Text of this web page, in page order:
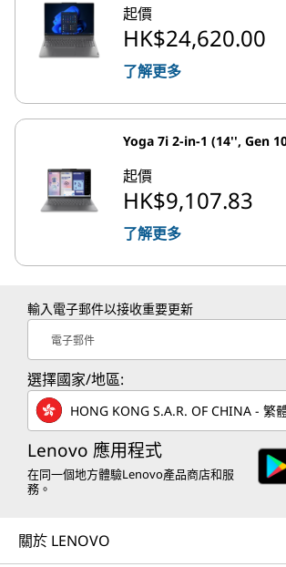
起價
HK$24,620.00
了解更多
Yoga 7i 2-in-1 (14'', Gen
起價
HK$9,107.83
了解更多
輸入電子郵件以接收重要更新
電子郵件
選擇國家/地區:
HONG KONG S.A.R. OF CHINA - 繁
Lenovo 應用程式
在同一個地方體驗Lenovo產品商店和服
務。
關於 LENOVO